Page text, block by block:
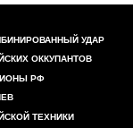
УДАР
ОККУПАНТОВ
РФ
ТЕХНИКИ